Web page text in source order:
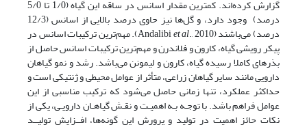
گزارش کرده‌اند. کمترین مقدار اسانس در ساقه این گیاه (1/0 تا 5/0
درصد) وجود دارد، و گل‌ها نیز حاوی درصد بالایی از اسانس (12/3
درصد) می‌باشند (Andalibi et al ., 2010). مهم‌ترین ترکیبات اسانس در
پیکر رویشی گیاه، کارون و فلاندرن و مهم‌ترین ترکیبات اسانس حاصل از
بذرهای کاملا رسیده گیاه، کارون و لیمونن می‌باشد. رشد و نمو گیاهان
دارویی مانند سایر گیاهان زراعی، متأثر از عوامل محیطی و ژنتیکی است و
حداکثر عملکرد، تنها زمانی حاصل می‌شود که ترکیب مناسبی از این
عوامل فراهم باشد. با توجـه بـه اهمیـت و نقـش گیاهـان دارویـی، یکی از
نکات حائز اهمیت در تولید و پرورش این گونه‌ها، افــزایش تولیــد